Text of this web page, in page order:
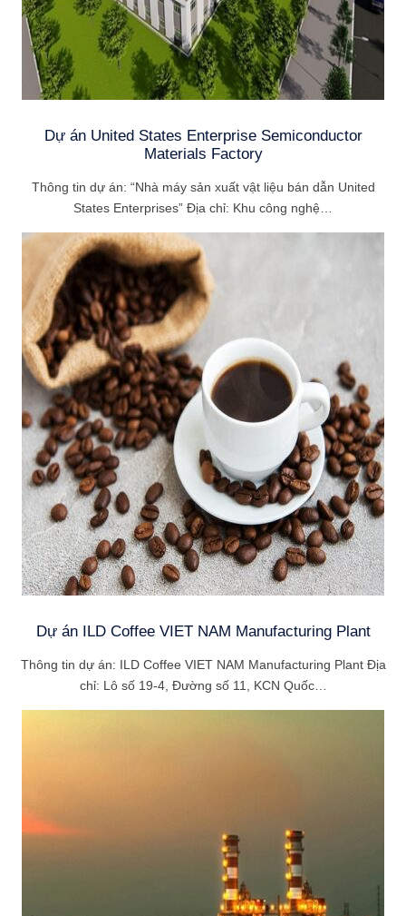
Dự án United States Enterprise Semiconductor
Materials Factory
Thông tin dự án: “Nhà máy sản xuất vật liệu bán dẫn United
States Enterprises” Địa chỉ: Khu công nghệ…
Dự án ILD Coffee VIET NAM Manufacturing Plant
Thông tin dự án: ILD Coffee VIET NAM Manufacturing Plant Địa
chỉ: Lô số 19-4, Đường số 11, KCN Quốc…